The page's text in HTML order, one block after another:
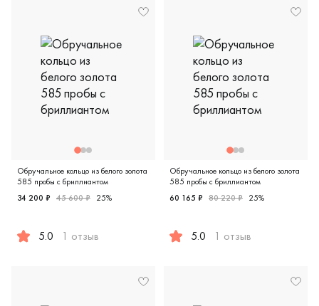
Обручальное кольцо из белого золота
585 пробы с бриллиантом
34 200 ₽ 45 600 ₽ 25%
5.0 1 отзыв
Обручальное кольцо из белого золота
585 пробы с бриллиантом
60 165 ₽ 80 220 ₽ 25%
5.0 1 отзыв